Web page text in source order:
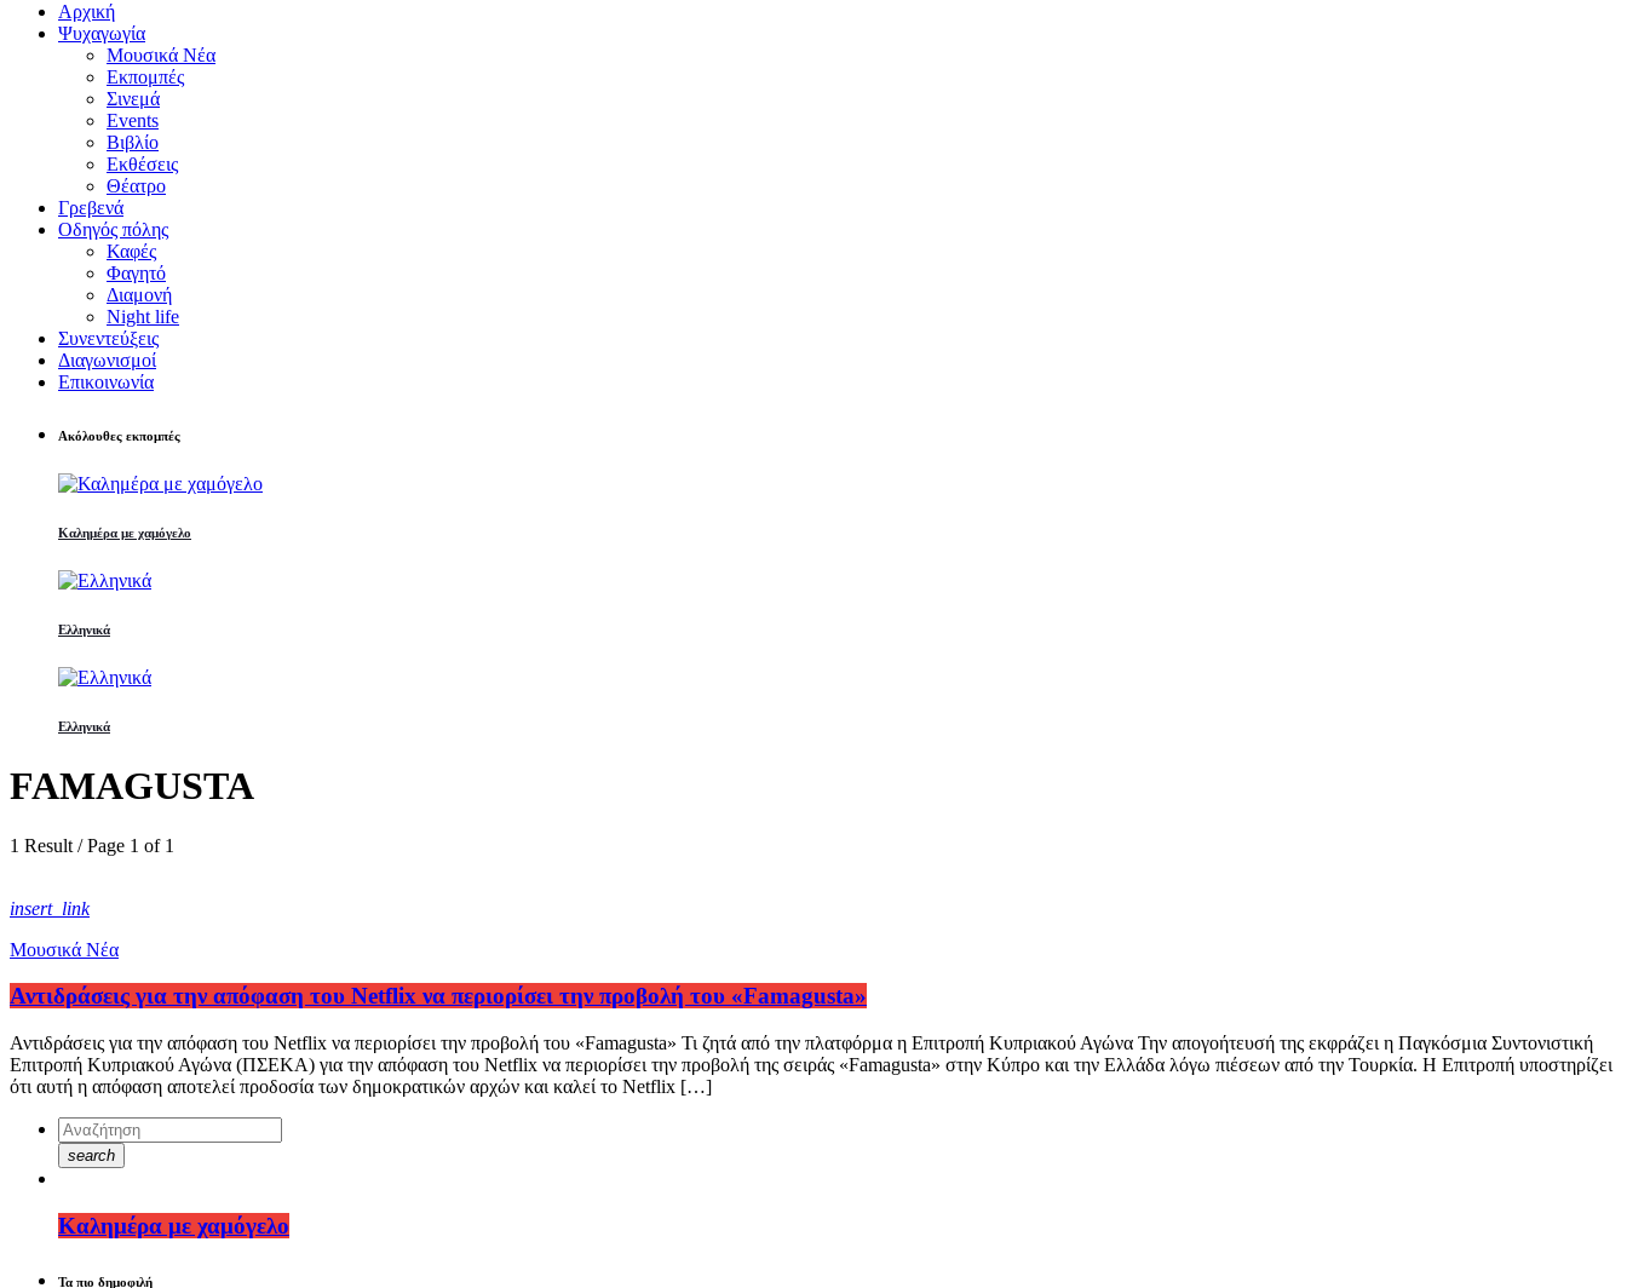
Αρχική
Ψυχαγωγία
Μουσικά Νέα
Εκπομπές
Σινεμά
Events
Βιβλίο
Εκθέσεις
Θέατρο
Γρεβενά
Οδηγός πόλης
Καφές
Φαγητό
Διαμονή
Night life
Συνεντεύξεις
Διαγωνισμοί
Επικοινωνία
Ακόλουθες εκπομπές
Καλημέρα με χαμόγελο
Ελληνικά
Ελληνικά
FAMAGUSTA
1 Result / Page 1 of 1
insert_link
Μουσικά Νέα
Αντιδράσεις για την απόφαση του Netflix να περιορίσει την προβολή του «Famagusta»
Αντιδράσεις για την απόφαση του Netflix να περιορίσει την προβολή του «Famagusta» Τι ζητά από την πλατφόρμα η Επιτροπή Κυπριακού Αγώνα Την απογοήτευσή της εκφράζει η Παγκόσμια Συντονιστική
Επιτροπή Κυπριακού Αγώνα (ΠΣΕΚΑ) για την απόφαση του Netflix να περιορίσει την προβολή της σειράς «Famagusta» στην Κύπρο και την Ελλάδα λόγω πιέσεων από την Τουρκία. Η Επιτροπή υποστηρίζει
ότι αυτή η απόφαση αποτελεί προδοσία των δημοκρατικών αρχών και καλεί το Netflix […]
search
Καλημέρα με χαμόγελο
Τα πιο δημοφιλή